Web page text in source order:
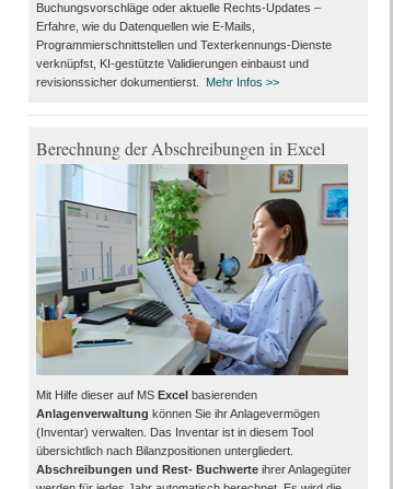
Buchungsvorschläge oder aktuelle Rechts-Updates –
Erfahre, wie du Datenquellen wie E-Mails,
Programmierschnittstellen und Texterkennungs-Dienste
verknüpfst, KI-gestützte Validierungen einbaust und
revisionssicher dokumentierst.
Mehr Infos >>
Berechnung der Abschreibungen in Excel
Mit Hilfe dieser auf MS Excelbasierenden
Anlagenverwaltung können Sie ihr Anlagevermögen
(Inventar) verwalten. Das Inventar ist in diesem Tool
übersichtlich nach Bilanzpositionen untergliedert.
Abschreibungen und Rest- Buchwerteihrer Anlagegüter